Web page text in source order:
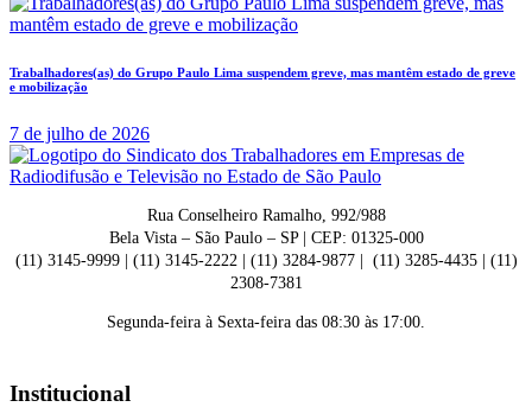
Trabalhadores(as) do Grupo Paulo Lima suspendem greve, mas mantêm estado de greve
e mobilização
7 de julho de 2026
Rua Conselheiro Ramalho, 992/988
Bela Vista – São Paulo – SP | CEP: 01325-000
(11) 3145-9999 | (11) 3145-2222 | (11) 3284-9877 | (11) 3285-4435 | (11)
2308-7381
Segunda-feira à Sexta-feira das 08:30 às 17:00.
Institucional